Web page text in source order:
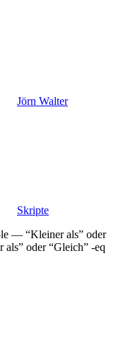
Jörn Walter
Skripte
— “Kleiner als” oder
oder “Gleich” -eq